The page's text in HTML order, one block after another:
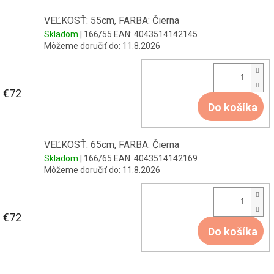
VEĽKOSŤ: 55cm, FARBA: Čierna
Skladom | 166/55 EAN: 4043514142145
Môžeme doručiť do: 11.8.2026
€72
Do košíka
VEĽKOSŤ: 65cm, FARBA: Čierna
Skladom | 166/65 EAN: 4043514142169
Môžeme doručiť do: 11.8.2026
€72
Do košíka